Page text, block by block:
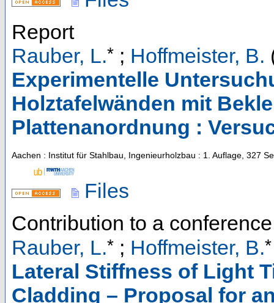
Report
Rauber, L.* ; Hoffmeister, B.
Experimentelle
Holztafelwänden mit
Plattenanordnung :
Aachen : Institut für Stahlbau, Ingenieurholzbau : 1. Auflage, 327
Files
Contribution to a
Rauber, L.* ; Hoffmeister, B.*
Lateral Stiffness of Light
Cladding – Proposal for